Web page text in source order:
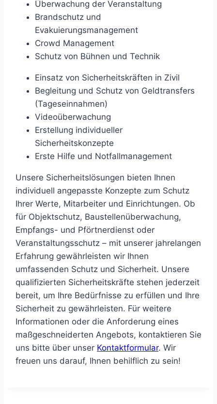
Überwachung der Veranstaltung
Brandschutz und
Evakuierungsmanagement
Crowd Management
Schutz von Bühnen und Technik
Einsatz von Sicherheitskräften in Zivil
Begleitung und Schutz von Geldtransfers
(Tageseinnahmen)
Videoüberwachung
Erstellung individueller
Sicherheitskonzepte
Erste Hilfe und Notfallmanagement
Unsere Sicherheitslösungen bieten Ihnen
individuell angepasste Konzepte zum Schutz
Ihrer Werte, Mitarbeiter und Einrichtungen. Ob
für Objektschutz, Baustellenüberwachung,
Empfangs- und Pförtnerdienst oder
Veranstaltungsschutz – mit unserer jahrelangen
Erfahrung gewährleisten wir Ihnen
umfassenden Schutz und Sicherheit. Unsere
qualifizierten Sicherheitskräfte stehen jederzeit
bereit, um Ihre Bedürfnisse zu erfüllen und Ihre
Sicherheit zu gewährleisten. Für weitere
Informationen oder die Anforderung eines
maßgeschneiderten Angebots, kontaktieren Sie
uns bitte über unser Kontaktformular. Wir
freuen uns darauf, Ihnen behilflich zu sein!